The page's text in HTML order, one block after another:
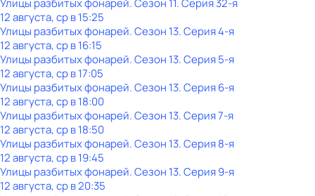
Улицы разбитых фонарей. Сезон 11. Серия 32-я
12 августа, ср в 15:25
Улицы разбитых фонарей. Сезон 13. Серия 4-я
12 августа, ср в 16:15
Улицы разбитых фонарей. Сезон 13. Серия 5-я
12 августа, ср в 17:05
Улицы разбитых фонарей. Сезон 13. Серия 6-я
12 августа, ср в 18:00
Улицы разбитых фонарей. Сезон 13. Серия 7-я
12 августа, ср в 18:50
Улицы разбитых фонарей. Сезон 13. Серия 8-я
12 августа, ср в 19:45
Улицы разбитых фонарей. Сезон 13. Серия 9-я
12 августа, ср в 20:35